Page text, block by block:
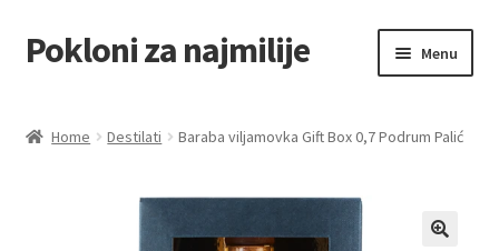
Skip
to
Skip
to
Pokloni za najmilije Menu
Home Destilati Baraba viljamovka Gift Box 0,7 Podrum Palić